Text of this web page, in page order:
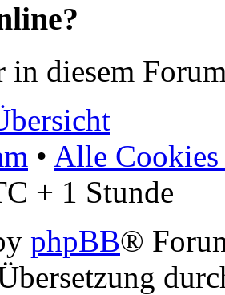
diesem
• Alle Cookies
+ 1 Stunde
phpBB®